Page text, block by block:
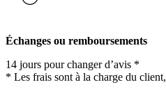
Échanges ou remboursements
14 jours pour changer d’avis *
* Les frais sont à la charge du client,